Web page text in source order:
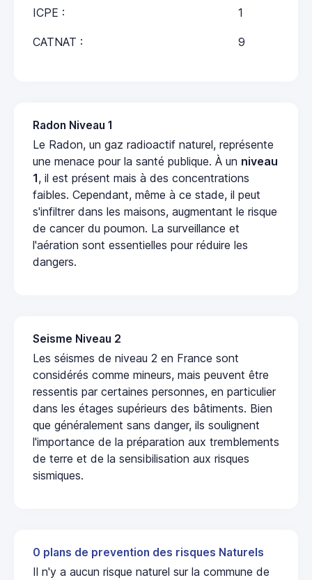
ICPE : 1
CATNAT : 9
Radon Niveau 1
Le Radon, un gaz radioactif naturel, représente
une menace pour la santé publique. À un niveau
1, il est présent mais à des concentrations
faibles. Cependant, même à ce stade, il peut
s'infiltrer dans les maisons, augmentant le risque
de cancer du poumon. La surveillance et
l'aération sont essentielles pour réduire les
dangers.
Seisme Niveau 2
Les séismes de niveau 2 en France sont
considérés comme mineurs, mais peuvent être
ressentis par certaines personnes, en particulier
dans les étages supérieurs des bâtiments. Bien
que généralement sans danger, ils soulignent
l'importance de la préparation aux tremblements
de terre et de la sensibilisation aux risques
sismiques.
0 plans de prevention des risques Naturels
Il n'y a aucun risque naturel sur la commune de